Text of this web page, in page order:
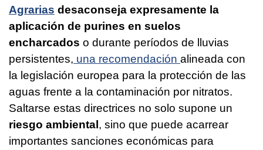
Agrarias desaconseja expresamente la
aplicación de purines en suelos
encharcados o durante períodos de lluvias
persistentes, una recomendación alineada con
la legislación europea para la protección de las
aguas frente a la contaminación por nitratos.
Saltarse estas directrices no solo supone un
riesgo ambiental, sino que puede acarrear
importantes sanciones económicas para